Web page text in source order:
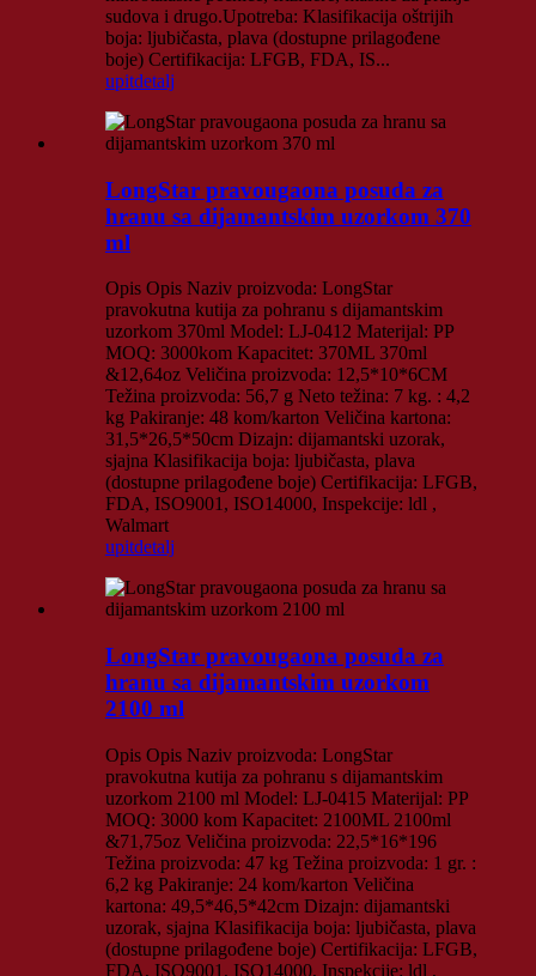
sudova i drugo.Upotreba: Klasifikacija oštrijih
boja: ljubičasta, plava (dostupne prilagođene
boje) Certifikacija: LFGB, FDA, IS...
upitdetalj
LongStar pravougaona posuda za
hranu sa dijamantskim uzorkom 370
ml
Opis Opis Naziv proizvoda: LongStar
pravokutna kutija za pohranu s dijamantskim
uzorkom 370ml Model: LJ-0412 Materijal: PP
MOQ: 3000kom Kapacitet: 370ML 370ml
&12,64oz Veličina proizvoda: 12,5*10*6CM
Težina proizvoda: 56,7 g Neto težina: 7 kg. : 4,2
kg Pakiranje: 48 kom/karton Veličina kartona:
31,5*26,5*50cm Dizajn: dijamantski uzorak,
sjajna Klasifikacija boja: ljubičasta, plava
(dostupne prilagođene boje) Certifikacija: LFGB,
FDA, ISO9001, ISO14000, Inspekcije: ldl ,
Walmart
upitdetalj
LongStar pravougaona posuda za
hranu sa dijamantskim uzorkom
2100 ml
Opis Opis Naziv proizvoda: LongStar
pravokutna kutija za pohranu s dijamantskim
uzorkom 2100 ml Model: LJ-0415 Materijal: PP
MOQ: 3000 kom Kapacitet: 2100ML 2100ml
&71,75oz Veličina proizvoda: 22,5*16*196
Težina proizvoda: 47 kg Težina proizvoda: 1 gr. :
6,2 kg Pakiranje: 24 kom/karton Veličina
kartona: 49,5*46,5*42cm Dizajn: dijamantski
uzorak, sjajna Klasifikacija boja: ljubičasta, plava
(dostupne prilagođene boje) Certifikacija: LFGB,
FDA, ISO9001, ISO14000, Inspekcije: ldl ,